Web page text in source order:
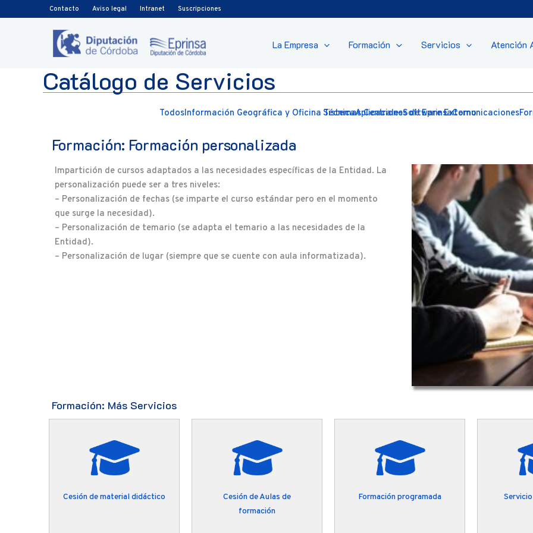
Ir al contenidoContacto Aviso legal Intranet Suscripciones
La Empresa Formación Servicios Atención
Catálogo de Servicios
TodosInformación Geográfica y Oficina TécnicaAplicaciones de EprinsaComunicaciones
Sistemas CentralesSoftware Externo
Formación: Formación personalizada
Impartición de cursos adaptados a las necesidades específicas de la Entidad. La
personalización puede ser a tres niveles:
– Personalización de fechas (se imparte el curso estándar pero en el momento
que surge la necesidad).
– Personalización de temario (se adapta el temario a las necesidades de la
Entidad).
– Personalización de lugar (siempre que se cuente con aula informatizada).
Formación: Más Servicios
Cesión de material didáctico
Cesión de Aulas de
formación
Formación programada